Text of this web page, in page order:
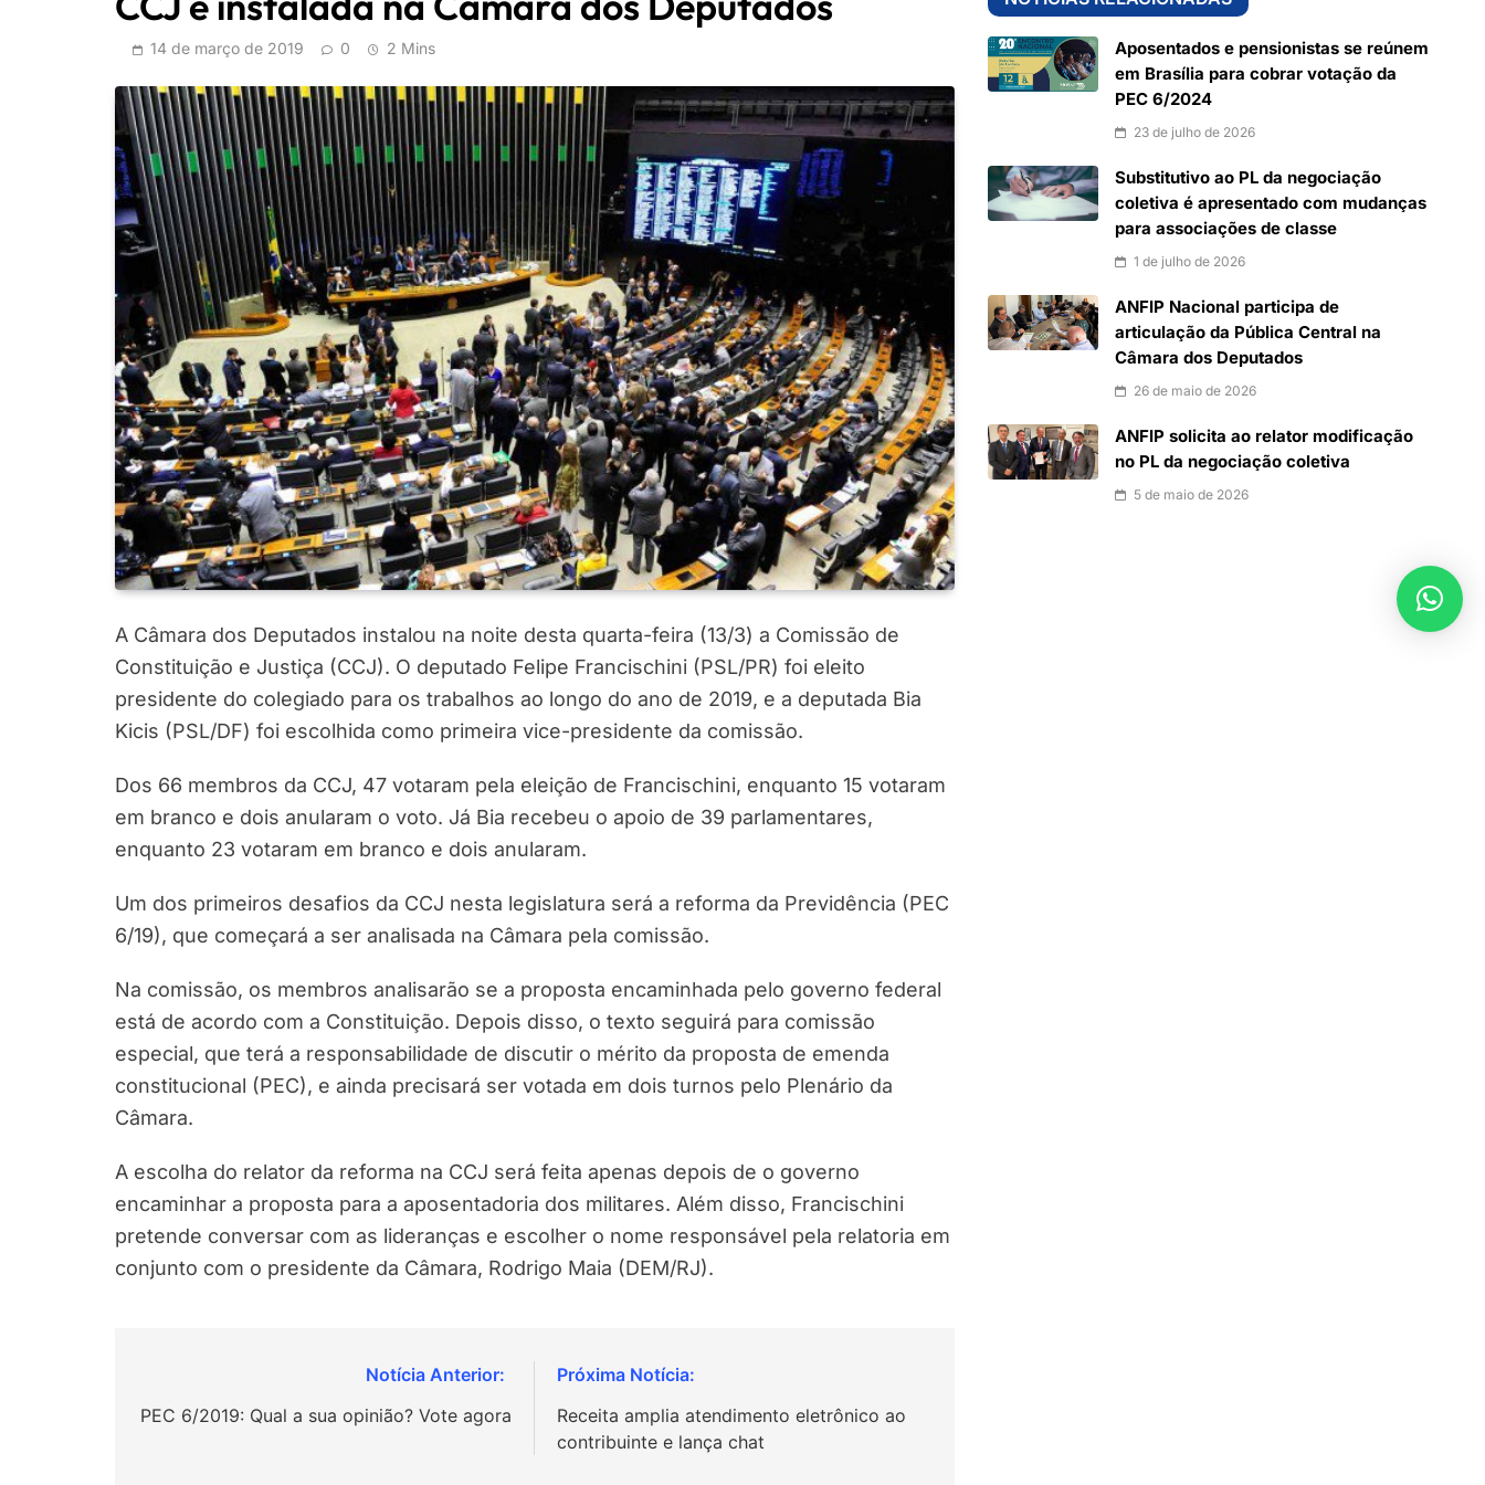
14 de março de 2019 0 2 Mins
A Câmara dos Deputados instalou na noite desta quarta-feira (13/3) a Comissão de
Constituição e Justiça (CCJ). O deputado Felipe Francischini (PSL/PR) foi eleito
presidente do colegiado para os trabalhos ao longo do ano de 2019, e a deputada Bia
Kicis (PSL/DF) foi escolhida como primeira vice-presidente da comissão.
Dos 66 membros da CCJ, 47 votaram pela eleição de Francischini, enquanto 15 votaram
em branco e dois anularam o voto. Já Bia recebeu o apoio de 39 parlamentares,
enquanto 23 votaram em branco e dois anularam.
Um dos primeiros desafios da CCJ nesta legislatura será a reforma da Previdência (PEC
6/19), que começará a ser analisada na Câmara pela comissão.
Na comissão, os membros analisarão se a proposta encaminhada pelo governo federal
está de acordo com a Constituição. Depois disso, o texto seguirá para comissão
especial, que terá a responsabilidade de discutir o mérito da proposta de emenda
constitucional (PEC), e ainda precisará ser votada em dois turnos pelo Plenário da
Câmara.
A escolha do relator da reforma na CCJ será feita apenas depois de o governo
encaminhar a proposta para a aposentadoria dos militares. Além disso, Francischini
pretende conversar com as lideranças e escolher o nome responsável pela relatoria em
conjunto com o presidente da Câmara, Rodrigo Maia (DEM/RJ).
de
PEC 6/2019: Qual a sua opinião? Vote agora
Receita amplia atendimento eletrônico ao
contribuinte e lança chat
Aposentados e pensionistas se reúnem
em Brasília para cobrar votação da
PEC 6/2024
23 de julho de 2026
Substitutivo ao PL da negociação
coletiva é apresentado com mudanças
para associações de classe
1 de julho de 2026
ANFIP Nacional participa de
articulação da Pública Central na
Câmara dos Deputados
26 de maio de 2026
ANFIP solicita ao relator modificação
no PL da negociação coletiva
5 de maio de 2026